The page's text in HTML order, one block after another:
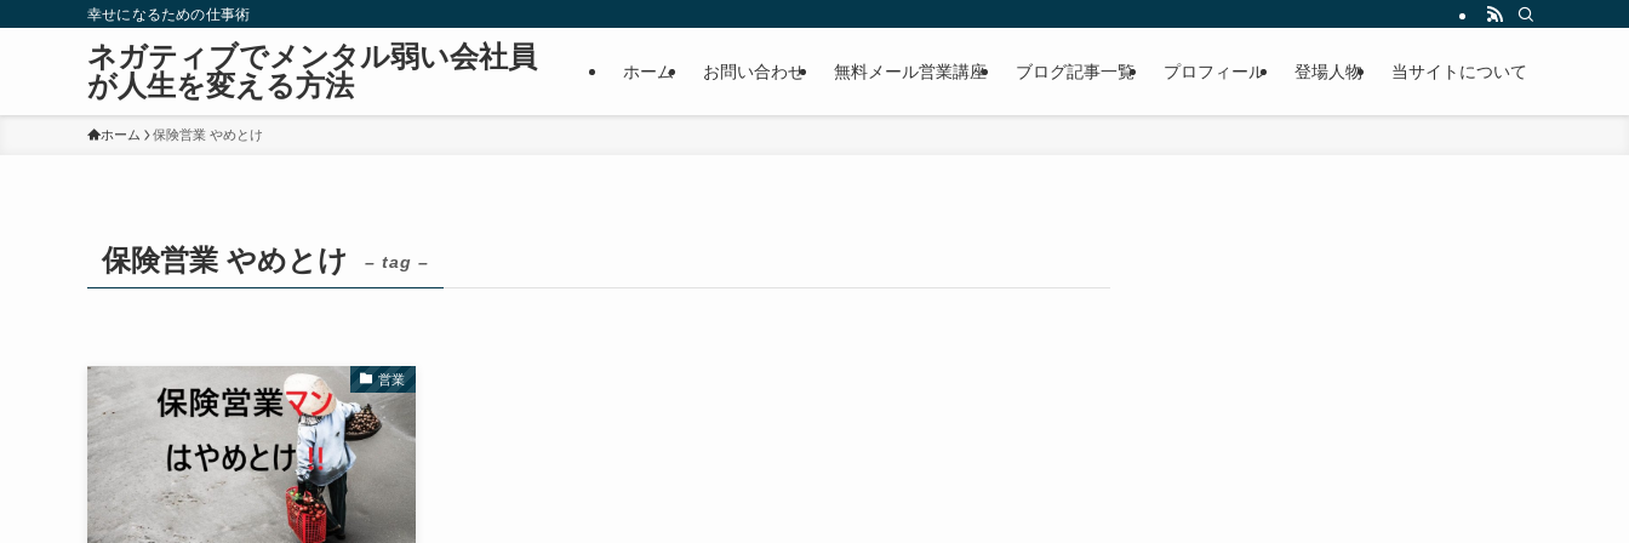
幸せになるための仕事術
ネガティブでメンタル弱い会社員
が人生を変える方法
ホーム お問い合わせ 無料メール営業講座 ブログ記事一覧 プロフィール 登場人物 当サイトについて
ホーム 保険営業 やめとけ
保険営業 やめとけ – tag –
営業